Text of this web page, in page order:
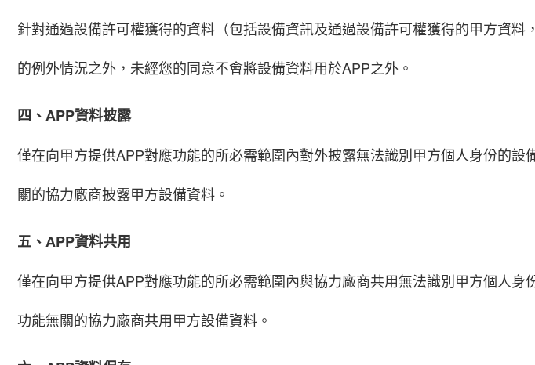
針對通過設備許可權獲得的資料（包括設備資訊及通過設備許可權獲得的甲方資
的例外情況之外，未經您的同意不會將設備資料用於APP之外。
四、APP資料披露
僅在向甲方提供APP對應功能的所必需範圍內對外披露無法識別甲方個人身份的
關的協力廠商披露甲方設備資料。
五、APP資料共用
僅在向甲方提供APP對應功能的所必需範圍內與協力廠商共用無法識別甲方個人
功能無關的協力廠商共用甲方設備資料。